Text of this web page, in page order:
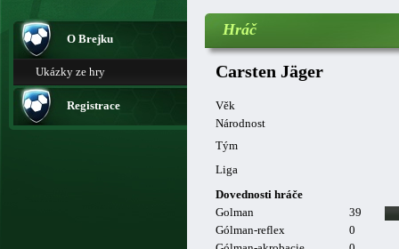
O Brejku
Ukázky ze hry
Registrace
Hráč
Carsten Jäger
Věk
Národnost
Tým
Liga
Dovednosti hráče
Golman
39
Gólman-reflex
0